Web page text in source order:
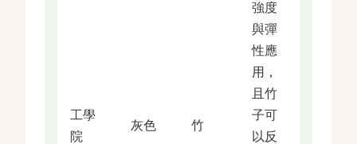
工學
院
灰色 竹
強度
與彈
性應
用，
且竹
子可
以反